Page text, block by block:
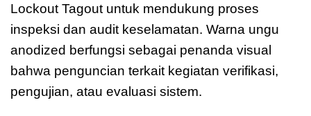
Lockout Tagout untuk mendukung proses
inspeksi dan audit keselamatan. Warna ungu
anodized berfungsi sebagai penanda visual
bahwa penguncian terkait kegiatan verifikasi,
pengujian, atau evaluasi sistem.